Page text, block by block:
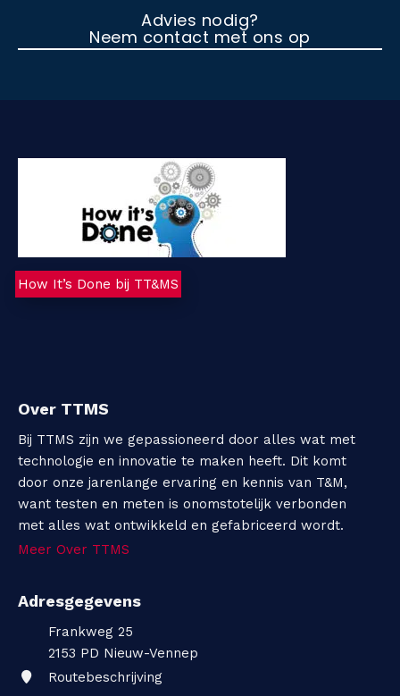
Advies nodig?
Neem contact met ons op
How It’s Done bij TT&MS
Over TTMS
Bij TTMS zijn we gepassioneerd door alles wat met
technologie en innovatie te maken heeft. Dit komt
door onze jarenlange ervaring en kennis van T&M,
want testen en meten is onomstotelijk verbonden
met alles wat ontwikkeld en gefabriceerd wordt.
Meer Over TTMS
Adresgegevens
Frankweg 25
2153 PD Nieuw-Vennep
Routebeschrijving